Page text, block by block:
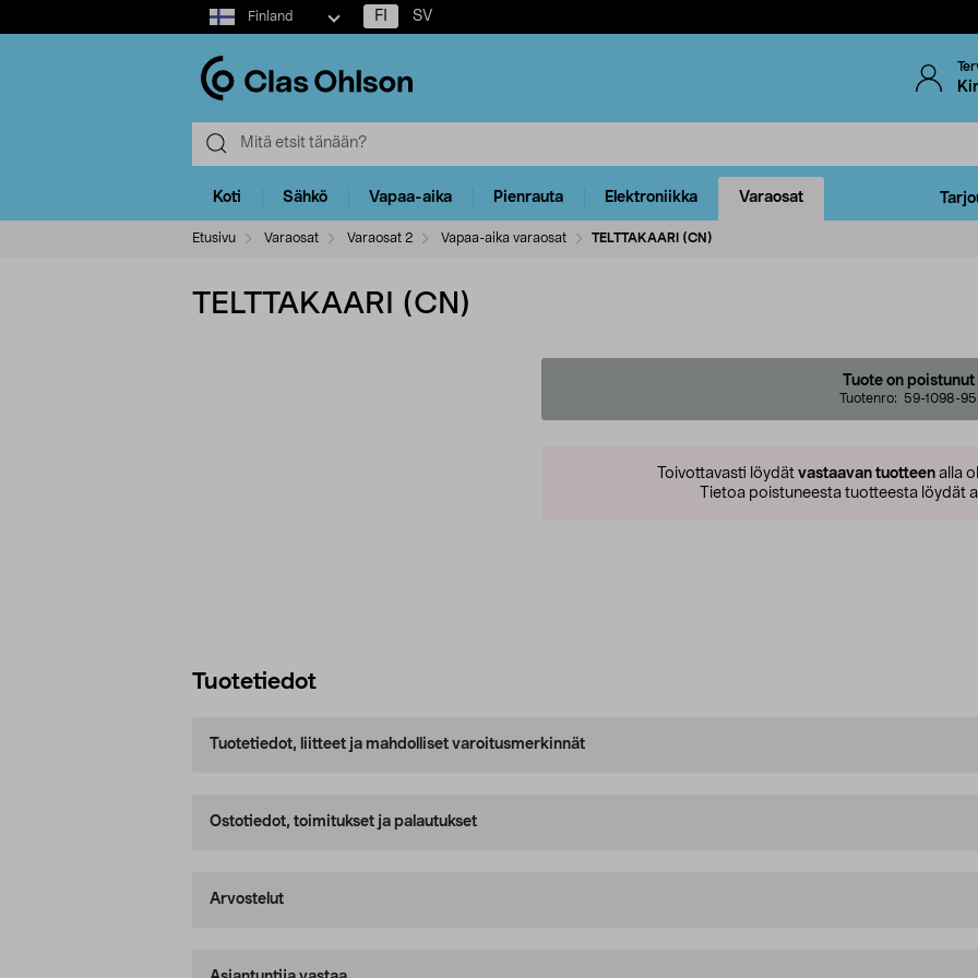
Select
market
Finland FI SV
Koti Sähkö Vapaa-aika Pienrauta Elektroniikka Varaosat
Etusivu Varaosat Varaosat 2 Vapaa-aika varaosat TELTTAKAARI (CN)
TELTTAKAARI (CN)
Tuote on poistunut
Tuotenro: 59-1098-95
Toivottavasti löydät vastaavan tuotteen alla
Tietoa poistuneesta tuotteesta löydät
Tuotetiedot
Tuotetiedot, liitteet ja mahdolliset varoitusmerkinnät
Ostotiedot, toimitukset ja palautukset
Arvostelut